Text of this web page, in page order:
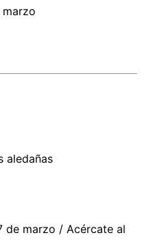
aledañas
de marzo / Acércate al